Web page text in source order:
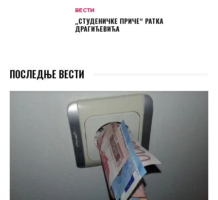
ВЕСТИ
„СТУДЕНИЧКЕ ПРИЧЕ“ РАТКА
ДРАГИЋЕВИЋА
ПОСЛЕДЊЕ ВЕСТИ